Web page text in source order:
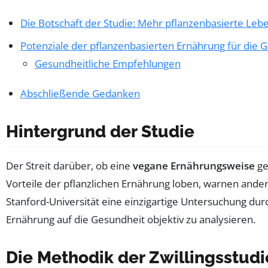
Die Botschaft der Studie: Mehr pflanzenbasierte
Potenziale der pflanzenbasierten Ernährung für die
Gesundheitliche Empfehlungen
Abschließende Gedanken
Hintergrund der Studie
Der Streit darüber, ob eine vegane Ernährungsweise
Vorteile der pflanzlichen Ernährung loben, warnen
Stanford-Universität eine einzigartige Untersuchung
Ernährung auf die Gesundheit objektiv zu analysieren.
Die Methodik der